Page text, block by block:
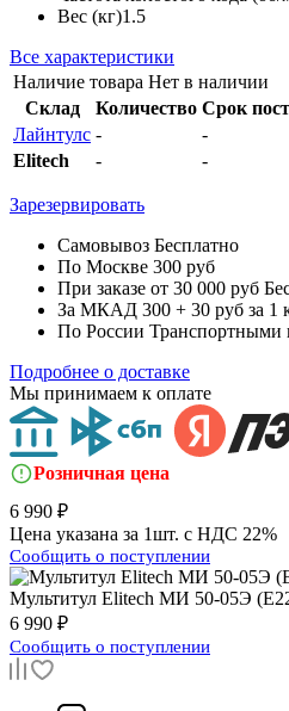
Вес (кг)1.5
Все характеристики
Наличие товара Нет в наличии
Склад
Количество Срок
Лайнтулс -
-
Elitech
- -
Зарезервировать
Самовывоз Бесплатно
По Москве 300 руб
При заказе от 30 000 руб
За МКАД 300 + 30 руб за 1
По России Транспортными
Подробнее о доставке
Мы принимаем к оплате
Розничная цена
6 990 ₽
Цена указана за 1шт. с НДС 22%
Сообщить о поступлении
Мультитул Elitech МИ 50-05Э
6 990 ₽
Сообщить о поступлении